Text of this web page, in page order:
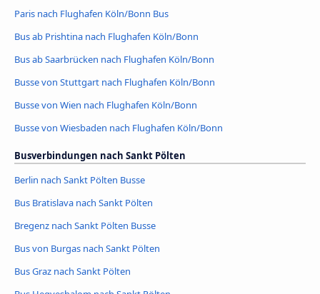
Paris nach Flughafen Köln/Bonn Bus
Bus ab Prishtina nach Flughafen Köln/Bonn
Bus ab Saarbrücken nach Flughafen Köln/Bonn
Busse von Stuttgart nach Flughafen Köln/Bonn
Busse von Wien nach Flughafen Köln/Bonn
Busse von Wiesbaden nach Flughafen Köln/Bonn
Busverbindungen nach Sankt Pölten
Berlin nach Sankt Pölten Busse
Bus Bratislava nach Sankt Pölten
Bregenz nach Sankt Pölten Busse
Bus von Burgas nach Sankt Pölten
Bus Graz nach Sankt Pölten